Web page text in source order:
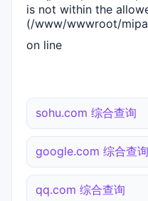
is not within the
(/www/wwwroot/
on line
sohu.com 综合查询
google.com 综合查询
qq.com 综合查询